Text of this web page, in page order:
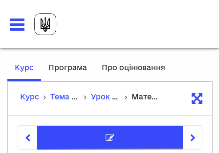
Курс,
Програма Про оцінювання
Курс Тема 3. Європейське суспільство і держави в Х – ХV ст. Урок 19. Велика хартія вольностей Матеріали уроку